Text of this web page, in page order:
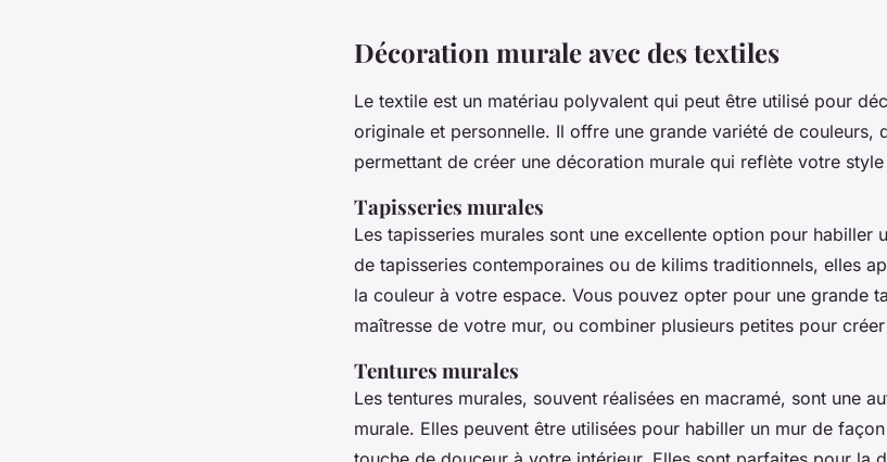
Décoration murale avec des textiles
Le textile est un matériau polyvalent qui peut être utilisé pour
originale et personnelle. Il offre une grande variété de couleurs,
permettant de créer une décoration murale qui reflète votre
Tapisseries murales
Les tapisseries murales sont une excellente option pour habiller
de tapisseries contemporaines ou de kilims traditionnels, elles
la couleur à votre espace. Vous pouvez opter pour une grande
maîtresse de votre mur, ou combiner plusieurs petites pour
Tentures murales
Les tentures murales, souvent réalisées en macramé, sont une
murale. Elles peuvent être utilisées pour habiller un mur de